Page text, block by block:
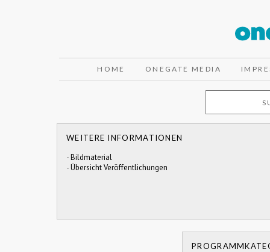
HOME ONEGATE MEDIA
WEITERE INFORMATIONEN
-Bildmaterial
-Übersicht Veröffentlichungen